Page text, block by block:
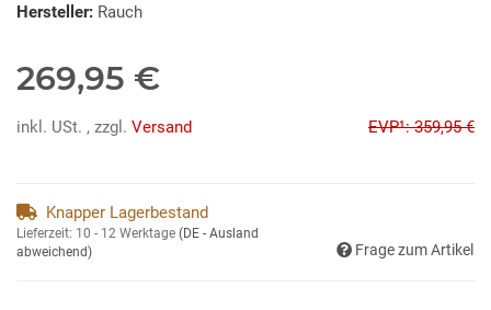
Hersteller: Rauch
269,95 €
inkl. USt. , zzgl. Versand EVP¹: 359,95 €
Knapper Lagerbestand
Lieferzeit: 10 - 12 Werktage (DE - Ausland
abweichend)
Frage zum Artikel